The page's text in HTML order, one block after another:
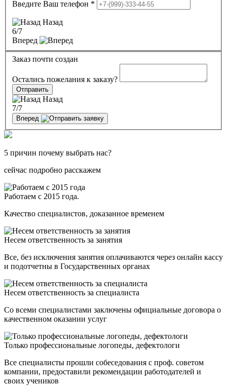
Введите Ваш телефон *
Назад
6/7
Вперед
Заказ почти создан
Остались пожелания к заказу?
Отправить
Назад
7/7
Вперед
5 причин почему выбрать нас?
сейчас подробно расскажем
Работаем с 2015 года.
Качество специалистов, доказанное временем
Несем ответственность за занятия
Все, без исключения занятия оплачиваются через онлайн кассу
и подотчетны в Государственных органах
Несем ответственность за специалиста
Со всеми специалистами заключены официальные договора о
качественном оказании услуг
Только профессиональные логопеды, дефектологи
Все специалисты прошли собеседования с проф. советом
компании, предоставили рекомендации работодателей и
своих учеников